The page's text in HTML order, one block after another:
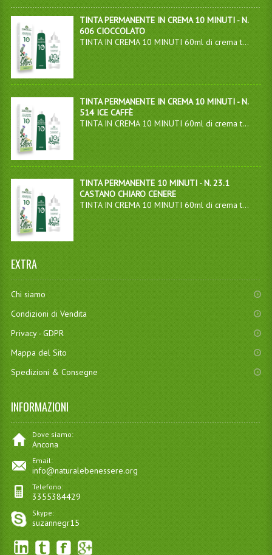
TINTA PERMANENTE IN CREMA 10 MINUTI - N.
606 CIOCCOLATO
TINTA IN CREMA 10 MINUTI 60ml di crema t...
TINTA PERMANENTE IN CREMA 10 MINUTI - N.
514 ICE CAFFÈ
TINTA IN CREMA 10 MINUTI 60ml di crema t...
TINTA PERMANENTE 10 MINUTI - N. 23.1
CASTANO CHIARO CENERE
TINTA IN CREMA 10 MINUTI 60ml di crema t...
EXTRA
Chi siamo
Condizioni di Vendita
Privacy - GDPR
Mappa del Sito
Spedizioni & Consegne
INFORMAZIONI
Dove siamo:
Ancona
Email:
info@naturalebenessere.org
Telefono:
3355384429
Skype:
suzannegr15